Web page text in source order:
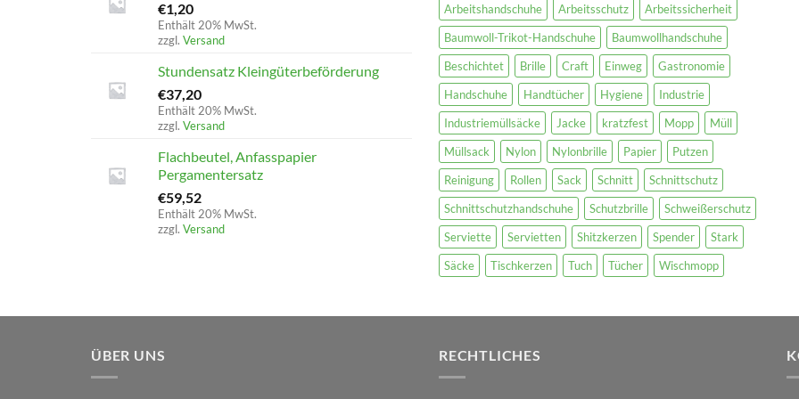
€1,20
Enthält 20% MwSt.
zzgl. Versand
Stundensatz Kleingüterbeförderung
€37,20
Enthält 20% MwSt.
zzgl. Versand
Flachbeutel, Anfasspapier
Pergamentersatz
€59,52
Enthält 20% MwSt.
zzgl. Versand
Arbeitshandschuhe
Arbeitsschutz
Arbeitssicherheit
Baumwoll-Trikot-Handschuhe
Baumwollhandschuhe
Beschichtet
Brille Craft Einweg
Gastronomie
Handschuhe
Handtücher Hygiene
Industrie
Industriemüllsäcke
Jacke kratzfest Mopp
Müll
Müllsack
Nylon Nylonbrille Papier
Putzen
Reinigung
Rollen Sack Schnitt
Schnittschutz
Schnittschutzhandschuhe
Schutzbrille
Schweißerschutz
Serviette
Servietten Shitzkerzen Spender
Stark
Säcke
Tischkerzen Tuch Tücher Wischmopp
ÜBER UNS RECHTLICHES